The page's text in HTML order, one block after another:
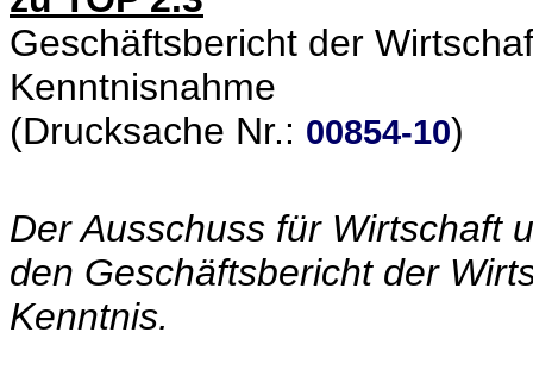
Geschäftsbericht der
Kenntnisnahme
(Drucksache Nr.: 00854-10)
Der Ausschuss für Wirtschaft
den Geschäftsbericht der
Kenntnis.